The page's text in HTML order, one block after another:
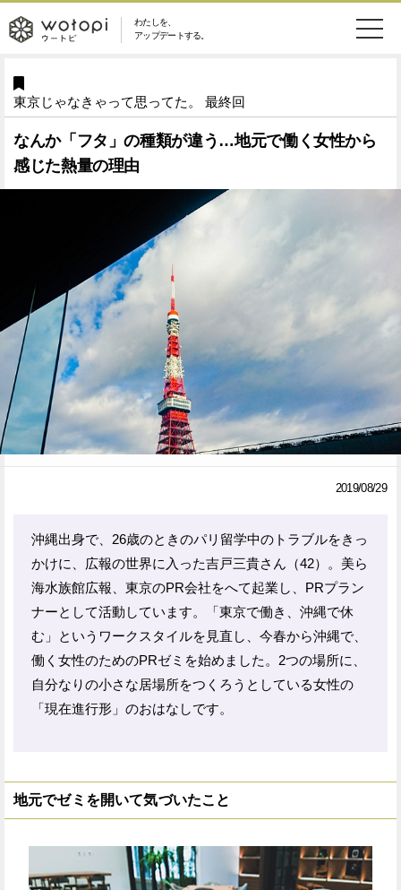
わたしを、
アップデートする。
wotopi
-
ウ
ー
メ
ニ
ュ
ー
美容・コスメ 妊娠・出産
健康
ソーシャル SDGs
アイテム
索
ウートピとは？
Facebook
ェ
ア
る
Twitter
ェ
ア
る
東京じゃなきゃって思ってた。 最終回
なんか「フタ」の種類が違う…地元で働く女性から
感じた熱量の理由
2019/08/29
沖縄出身で、26歳のときのパリ留学中のトラブルをきっ
かけに、広報の世界に入った吉戸三貴さん（42）。美ら
海水族館広報、東京のPR会社をへて起業し、PRプラン
ナーとして活動しています。「東京で働き、沖縄で休
む」というワークスタイルを見直し、今春から沖縄で、
働く女性のためのPRゼミを始めました。2つの場所に、
自分なりの小さな居場所をつくろうとしている女性の
「現在進行形」のおはなしです。
地元でゼミを開いて気づいたこと